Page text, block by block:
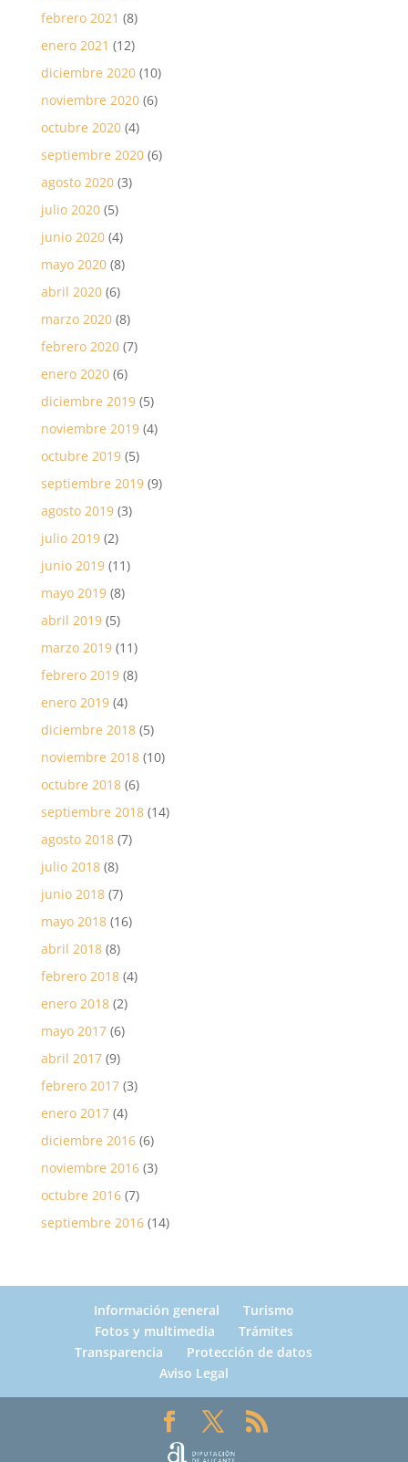
febrero 2021 (8)
enero 2021 (12)
diciembre 2020(10)
noviembre 2020(6)
octubre 2020(4)
septiembre 2020(6)
agosto 2020(3)
julio 2020(5)
junio 2020(4)
mayo 2020(8)
abril 2020(6)
marzo 2020(8)
febrero 2020(7)
enero 2020(6)
diciembre 2019(5)
noviembre 2019(4)
octubre 2019(5)
septiembre 2019(9)
agosto 2019(3)
julio 2019(2)
junio 2019(11)
mayo 2019(8)
abril 2019(5)
marzo 2019(11)
febrero 2019(8)
enero 2019(4)
diciembre 2018(5)
noviembre 2018(10)
octubre 2018(6)
septiembre 2018(14)
agosto 2018(7)
julio 2018(8)
junio 2018(7)
mayo 2018(16)
abril 2018(8)
febrero 2018(4)
enero 2018(2)
mayo 2017(6)
abril 2017(9)
febrero 2017(3)
enero 2017(4)
diciembre 2016(6)
noviembre 2016(3)
octubre 2016(7)
septiembre 2016(14)
Información general
Turismo
Fotos y multimedia
Trámites
Transparencia
Protección de datos
Aviso Legal